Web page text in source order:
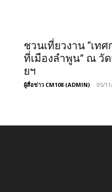
ชวนเที่ยวงาน “เท
ที่เมืองลำพูน” ณ วั
ยฯ
ผู้สื่อข่าว CM108 (ADMIN) - 05/